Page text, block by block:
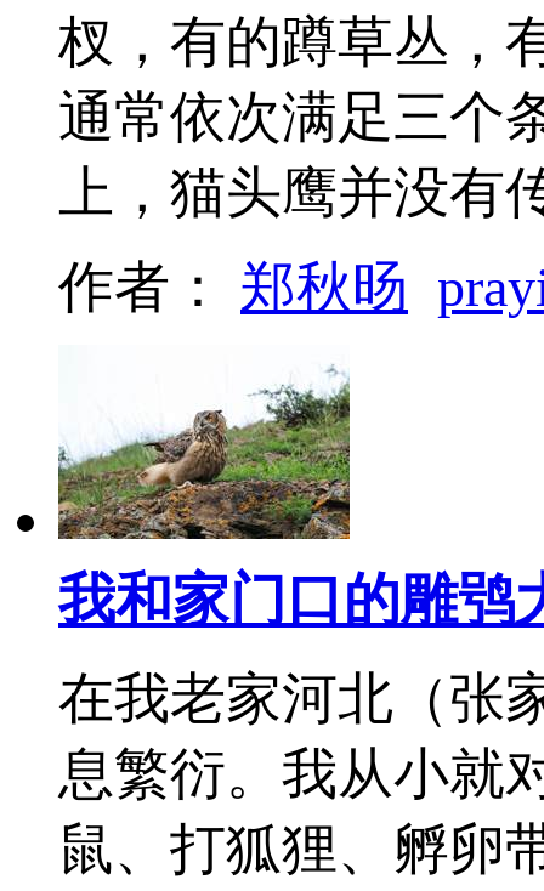
杈，有的蹲草丛，
通常依次满足三个
上，猫头鹰并没
作者： 郑秋旸
我和家门口的雕鸮
在我老家河北（张
息繁衍。我从小就
鼠、打狐狸、孵